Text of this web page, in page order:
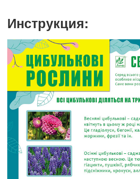
Инструкция: